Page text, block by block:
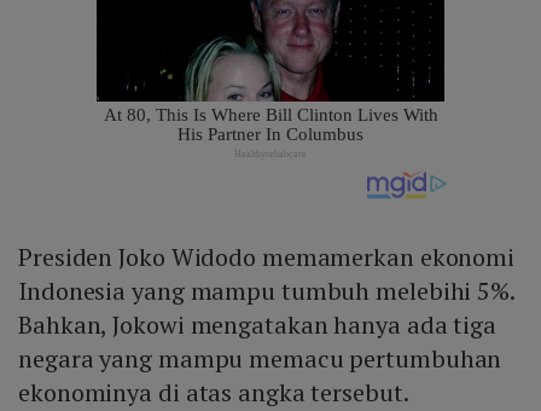
Presiden Joko Widodo memamerkan ekonomi
Indonesia yang mampu tumbuh melebihi 5%.
Bahkan, Jokowi mengatakan hanya ada tiga
negara yang mampu memacu pertumbuhan
ekonominya di atas angka tersebut.